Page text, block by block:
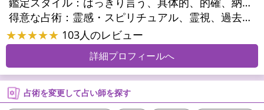
得意な占術：
霊感・スピリチュアル、霊視、過去視、未来予知、前世・来世、波動修正、オーラ、エネルギー調整、ソウルメイト、チャネリング、ペットの気持ち、タロット、オラクルカード、風水、姓名判断、九星気学、四柱推命、占星術、数秘術、カラー診断、易学、祈祷、祈願、縁結び、縁切り、ダウジング、ルーン、パワーストーン、カウンセリング、オリジナル占術、ルノルマンカード
★★★★★ 103人のレビュー
詳細プロフィールへ
占術を変更して占い師を探す